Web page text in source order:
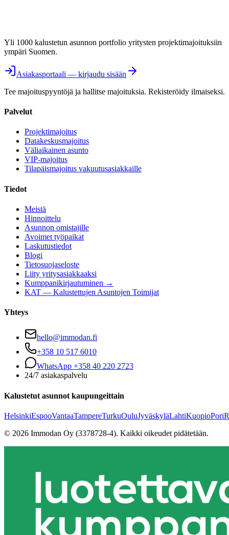
Yli 1000 kalustetun asunnon portfolio yritysten projektimajoituksiin
ympäri Suomen.
Asiakasportaali — kirjaudu sisään
Tee majoituspyyntöjä ja hallitse majoituksia. Rekisteröidy ilmaiseksi.
Palvelut
Projektimajoitus
Datakeskusmajoitus
Väliaikainen asunto
VIP-majoitus
Tilapäismajoitus vakuutusasiakkaille
Tiedot
Meistä
Hinnoittelu
Asunnon omistajille
Avoimet työpaikat
Laskutustiedot
Blogi
Tietosuojaseloste
Liity yritysasiakkaaksi
Kumppanikirjautuminen →
KAT — Kalustettujen Asuntojen Toimijat
Yhteys
hello@immodan.fi
+358 10 517 6010
WhatsApp +358 40 220 2723
24/7 asiakaspalvelu
Kalustetut asunnot kaupungeittain
HelsinkiEspooVantaaTampereTurkuOuluJyväskyläLahtiKuopioPori
© 2026 Immodan Oy (3378728-4). Kaikki oikeudet pidätetään.